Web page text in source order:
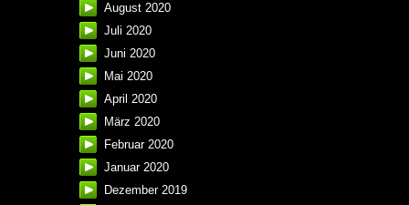
August 2020
Juli 2020
Juni 2020
Mai 2020
April 2020
März 2020
Februar 2020
Januar 2020
Dezember 2019